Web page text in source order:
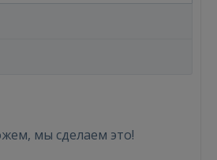
мы сделаем это!